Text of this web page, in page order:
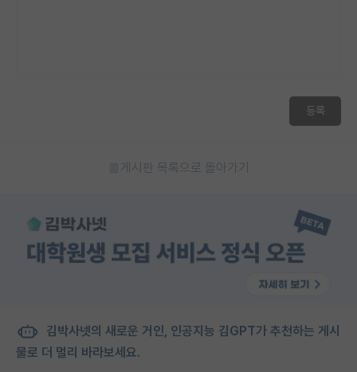
등록
게시판 목록으로 돌아가기
김박사넷의 새로운 거인, 인공지능 김GPT가 추천하는 게시
물로 더 멀리 바라보세요.